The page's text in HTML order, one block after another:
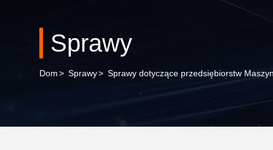
Sprawy
Dom> Sprawy> Sprawy dotyczące przedsiębiorstw